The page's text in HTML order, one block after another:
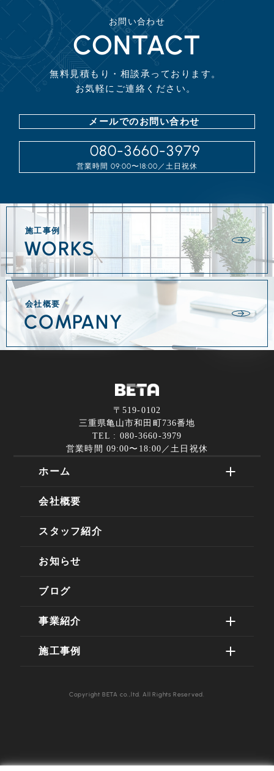
見積りを作成いたしますので、ご安心ください。
また、リフォームローンや補助金制度のご利用についてもご
相談いただけます。
お問い合わせ
CONTACT
無料見積もり・相談承っております。
お気軽にご連絡ください。
メールでのお問い合わせ
080-3660-3979
営業時間09:00〜18:00 ／⼟⽇祝休
施工事例
WORKS
会社概要
COMPANY
〒519-0102
三重県亀山市和田町736番地
TEL : 080-3660-3979
営業時間 09:00〜18:00／土日祝休
ホーム
会社概要
スタッフ紹介
お知らせ
ブログ
事業紹介
施工事例
Copyright BETA co.,ltd. All Rights Reserved.